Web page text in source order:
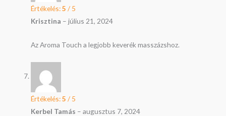
Értékelés:5 / 5
Krisztina – július 21, 2024
Az Aroma Touch a legjobb keverék masszázshoz.
Értékelés:5 / 5
Kerbel Tamás – augusztus 7, 2024